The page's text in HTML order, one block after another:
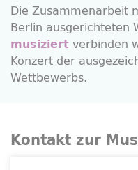
Die Zusammenarbeit
Berlin ausgerichteten
musiziertverbinden
Konzert der
Wettbewerbs.
Kontakt zur